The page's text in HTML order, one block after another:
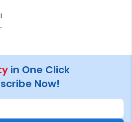
in One Click
Now!